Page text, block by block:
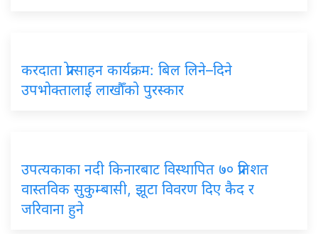
करदाता प्रोत्साहन कार्यक्रम: बिल लिने–दिने
उपभोक्तालाई लाखौँको पुरस्कार
उपत्यकाका नदी किनारबाट विस्थापित ७० प्रतिशत
वास्तविक सुकुम्बासी, झूटा विवरण दिए कैद र
जरिवाना हुने